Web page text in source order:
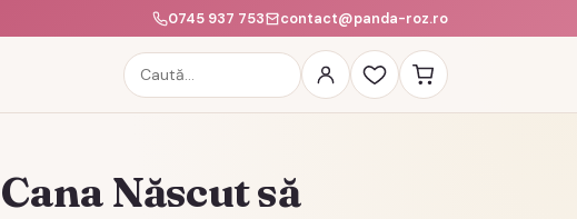
0745 937 753 contact@panda-roz.ro
Caută
produse
Cana Născut să